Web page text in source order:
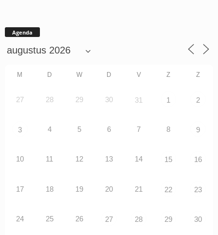
Agenda
M D W D V Z Z
27 28 29 30 31 1 2
3 4 5 6 7 8 9
10 11 12 13 14 15 16
17 18 19 20 21 22 23
24 25 26 27 28 29 30